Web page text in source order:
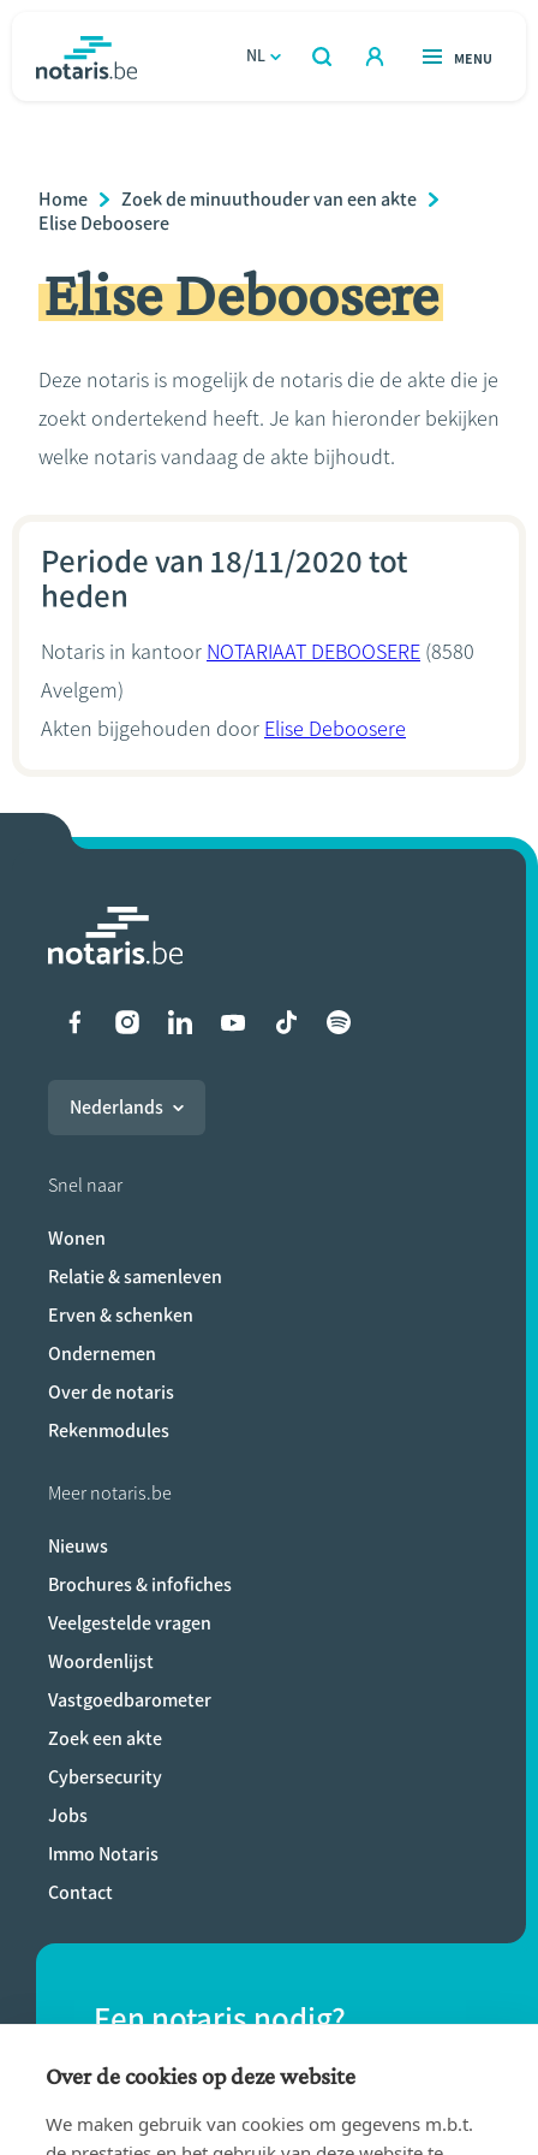
gaan
NL
OPEN
ZOEKEN
OPEN
MENU
Relatie & samenleven
Erven & schenken
Over de notaris
Breadcrumb
Home
Zoek de minuuthouder van een akte
Elise Deboosere
Elise Deboosere
Deze notaris is mogelijk de notaris die de akte die je
zoekt ondertekend heeft. Je kan hieronder bekijken
welke notaris vandaag de akte bijhoudt.
Periode van 18/11/2020 tot
heden
Notaris in kantoor NOTARIAAT DEBOOSERE (8580
Avelgem)
Akten bijgehouden door Elise Deboosere
Liens vers les réseaux
Nederlands
Snel naar
Wonen
Relatie & samenleven
Erven & schenken
Ondernemen
Over de notaris
Rekenmodules
Meer notaris.be
Nieuws
Brochures & infofiches
Veelgestelde vragen
Woordenlijst
Vastgoedbarometer
Zoek een akte
Cybersecurity
Jobs
Immo Notaris
Contact
Een notaris nodig?
Vind eenvoudig een notaris bij jou in de
buurt.
Over de cookies op deze website
We maken gebruik van cookies om gegevens m.b.t.